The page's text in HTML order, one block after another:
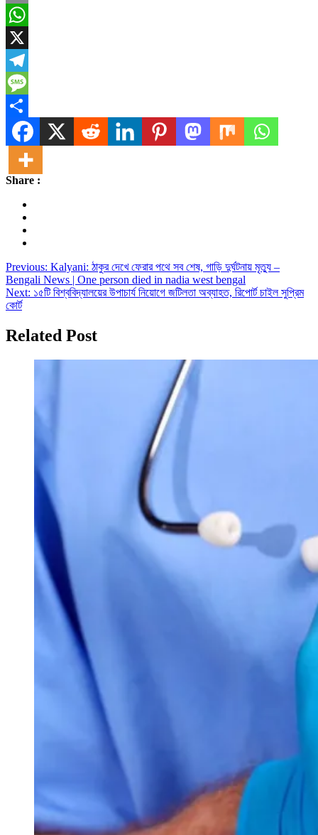
Email
WhatsApp
X
Telegram
Message
Share
Share :
Post
navigation
Previous: Kalyani: ঠাকুর দেখে ফেরার পথে সব শেষ, গাড়ি দুর্ঘটনায় মৃত্যু –
Bengali News | One person died in nadia west bengal
Next: ১৫টি বিশ্ববিদ্যালয়ের উপাচার্য নিয়োগে জটিলতা অব্যাহত, রিপোর্ট চাইল সুপ্রিম
কোর্ট
Related Post